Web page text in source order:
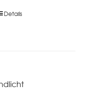
Details